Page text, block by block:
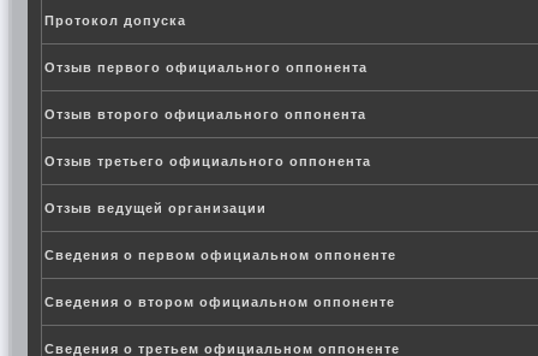
Протокол допуска
Отзыв первого официального оппонента
Отзыв второго официального оппонента
Отзыв третьего официального оппонента
Отзыв ведущей организации
Сведения о первом официальном оппоненте
Сведения о втором официальном оппоненте
Сведения о третьем официальном оппоненте